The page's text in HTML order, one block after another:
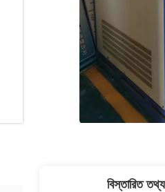
বিস্তারিত তথ্য